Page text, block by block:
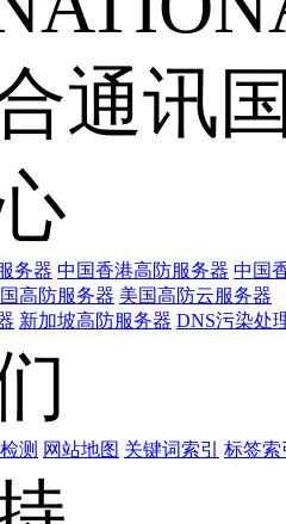
通讯
务器 中国香港高防服务器 中国
高防服务器 美国高防云服务器
新加坡高防服务器 DNS污染处
测 网站地图 关键词索引 标签索